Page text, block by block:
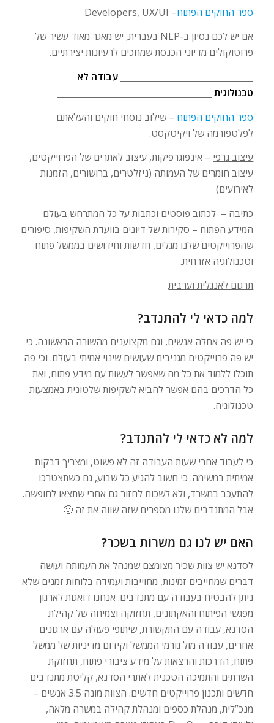
ספר החוקים הפתוח– Developers, UX/UI
אם יש לכם נסיון ב-NLP בעברית, יש מאגר מאוד עשיר של
פרוטוקולים מדיוני הכנסת שמחכים לרעיונות יצירתיים.
עבודה לא
טכנולוגית
ספר החוקים הפתוח – שילוב נוסחי חוקים והעלאתם
לפלטפורמה של ויקיטקסט.
עיצוב גרפי – אינפוגרפיקות, עיצוב לאתרים של הפרוייקטים,
עיצוב חומרים של העמותה (ניזלטרים, ברושורים, הזמנות
לאירועים)
כתיבה – לכתוב פוסטים וכתבות על כל המתרחש בעולם
המידע הפתוח – סקירות של דיונים בוועדת השקיפות, סיפורים
שהפרוייקטים שלנו מגלים, חדשות וחידושים בממשל פתוח
וטכנולוגיה אזרחית.
תרגום לאנגלית וערבית
למה כדאי לי להתנדב?
כי יש פה אחלה אנשים, וגם מקצוענים מהשורה הראשונה. כי
יש פה פרוייקטים מגניבים שעושים שינוי אמיתי בעולם. וכי פה
תוכלו ללמוד את כל מה שאפשר לעשות עם מידע פתוח, ואת
כל הדרכים בהם אפשר להביא לשקיפות שלטונית באמצעות
טכנולוגיה.
למה לא כדאי לי להתנדב?
כי לעבוד אחרי שעות העבודה זה לא פשוט, ומצריך דבקות
אמיתית במשימה. כי חשוב להגיע כל שבוע, גם כשתצטרכו
להתעכב במשרד, ולא לשכוח לחזור גם אחרי שתצאו לחופשה.
אבל המתנדבים שלנו מספרים שזה שווה את זה 🙂
האם יש לנו גם משרות בשכר?
לסדנא יש צוות שכיר מצומצם שמנהל את העמותה ועושה
דברים שמחייבים זמינות, מחוייבות ועמידה בלוחות זמנים שלא
ניתן להבטיח בעבודה עם מתנדבים. אנחנו דואגות לארגון
מפגשי הפיתוח והאקתונים, תחזוקה וצמיחה של קהילת
הסדנא, עבודה עם התקשורת, שיתופי פעולה עם ארגונים
אחרים, עבודה מול גורמי הממשל וקידום מדיניות של ממשל
פתוח, הדרכות והרצאות על מידע ציבורי פתוח, תחזוקת
השרתים והתמיכה הטכנית לאתרי הסדנא, קליטת מתנדבים
חדשים ותכנון פרוייקטים חדשים. הצוות מונה 3.5 אנשים –
מנכ”לית, מנהלת כספים ומנהלת קהילה במשרה מלאה,